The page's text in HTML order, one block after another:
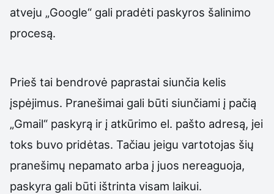
atveju „Google“ gali pradėti paskyros šalinimo
procesą.
Prieš tai bendrovė paprastai siunčia kelis
įspėjimus. Pranešimai gali būti siunčiami į pačią
„Gmail“ paskyrą ir į atkūrimo el. pašto adresą, jei
toks buvo pridėtas. Tačiau jeigu vartotojas šių
pranešimų nepamato arba į juos nereaguoja,
paskyra gali būti ištrinta visam laikui.